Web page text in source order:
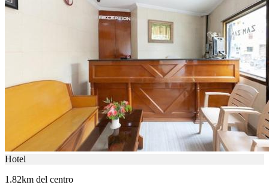
Hotel
1.82km del centro